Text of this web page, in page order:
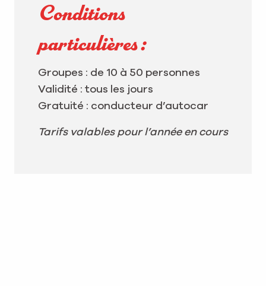
Conditions
particulières :
Groupes : de 10 à 50 personnes
Validité : tous les jours
Gratuité : conducteur d’autocar
Tarifs valables pour l’année en cours